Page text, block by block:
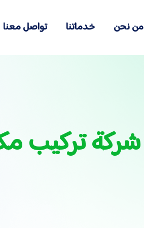
من نحن خدماتنا تواصل معنا
شركة تركيب